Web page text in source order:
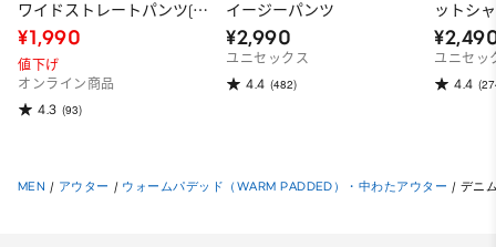
ワイドストレートパンツ(丈
長め77.0～81.0cm)
¥1,990
値下げ
オンライン商品
4.3 (93)
イージーパンツ
¥2,990
ユニセックス
4.4 (482)
ットシ
ユニセッ
4.4
MEN / アウター / ウォームパデッド（WARM PADDED）・中わたアウター / デニ